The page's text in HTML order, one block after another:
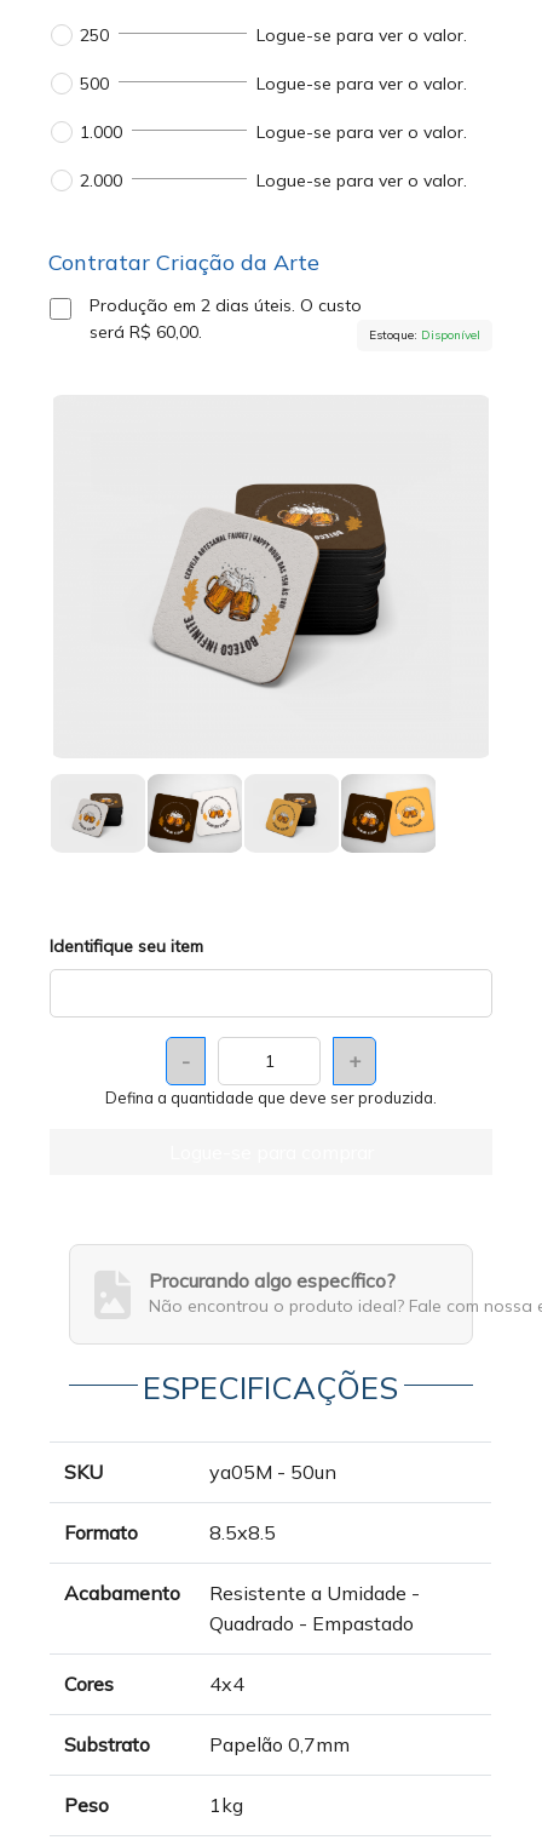
500 Logue-se para ver o valor.
1.000 Logue-se para ver o valor.
250 Logue-se para ver o valor.
2.000 Logue-se para ver o valor.
Contratar Criação da Arte
Produção em 2 dias úteis.O custo
seráR$ 60,00.
Identifique seu item
- +
Defina a quantidade que deve ser produzida.
Estoque: Disponível
Procurando algo específico?
Não encontrou o produto ideal? Fale com nossa
ESPECIFICAÇÕES
SKU ya05M - 50un
Formato 8.5x8.5
Acabamento
Resistente a Umidade -
Quadrado - Empastado
Cores 4x4
Substrato Papelão 0,7mm
Peso 1kg